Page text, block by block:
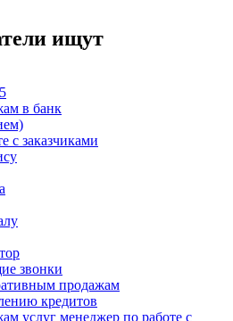
ищут
в банк
с заказчиками
звонки
продажам
кредитов
услуг менеджер по работе с